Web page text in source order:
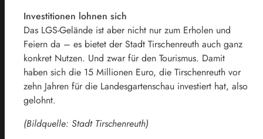
Investitionen lohnen sich
Das LGS-Gelände ist aber nicht nur zum Erholen und
Feiern da – es bietet der Stadt Tirschenreuth auch ganz
konkret Nutzen. Und zwar für den Tourismus. Damit
haben sich die 15 Millionen Euro, die Tirschenreuth vor
zehn Jahren für die Landesgartenschau investiert hat, also
gelohnt.
(Bildquelle: Stadt Tirschenreuth)